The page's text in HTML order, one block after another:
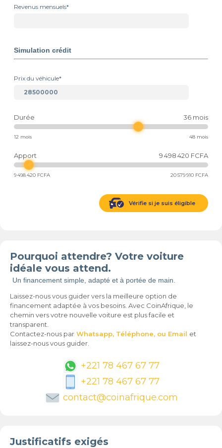
Revenus mensuels*
Simulation crédit
Prix du véhicule*
Durée 36 mois
12 mois 48 mois
Apport 9 498 420 FCFA
9 498 420 FCFA 20 579 910 FCFA
Vérifie si je suis éligible
Pourquoi attendre? Votre voiture
idéale vous attend.
Un financement simple, adapté et à portée de main.
Laissez-nous vous guider vers la meilleure option de
financement adaptée à vos besoins. Avec CoinAfrique, le
chemin vers votre nouvelle voiture est plus facile et
transparent.
Contactez-nous par Whatsapp, Téléphone, ou Email et
laissez-nous vous guider.
+221 78 467 67 77
+221 78 467 67 77
contact@coinafrique.com
Justificatifs exigés